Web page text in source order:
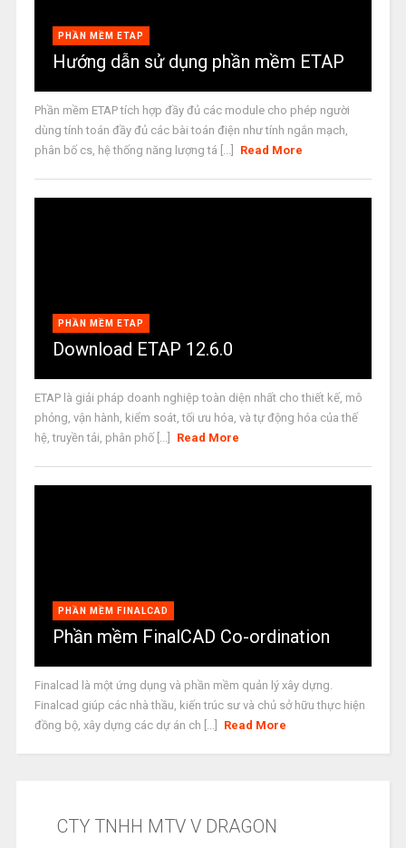
PHẦN MỀM ETAP
Hướng dẫn sử dụng phần mềm ETAP
Phần mềm ETAP tích hợp đầy đủ các module cho phép người
dùng tính toán đầy đủ các bài toán điện như tính ngắn mạch,
phân bố cs, hệ thống năng lượng tá [...]
Read More
PHẦN MỀM ETAP
Download ETAP 12.6.0
ETAP là giải pháp doanh nghiệp toàn diện nhất cho thiết kế, mô
phỏng, vận hành, kiểm soát, tối ưu hóa, và tự động hóa của thế
hệ, truyền tải, phân phố [...]
Read More
PHẦN MỀM FINALCAD
Phần mềm FinalCAD Co-ordination
Finalcad là một ứng dụng và phần mềm quản lý xây dựng.
Finalcad giúp các nhà thầu, kiến trúc sư và chủ sở hữu thực hiện
đồng bộ, xây dựng các dự án ch [...]
Read More
CTY TNHH MTV V DRAGON